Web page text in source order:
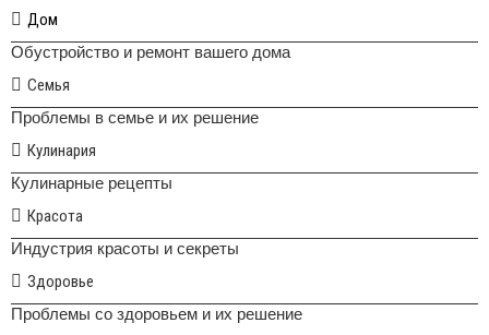
Дом
Обустройство и ремонт вашего дома
Семья
Проблемы в семье и их решение
Кулинария
Кулинарные рецепты
Красота
Индустрия красоты и секреты
Здоровье
Проблемы со здоровьем и их решение